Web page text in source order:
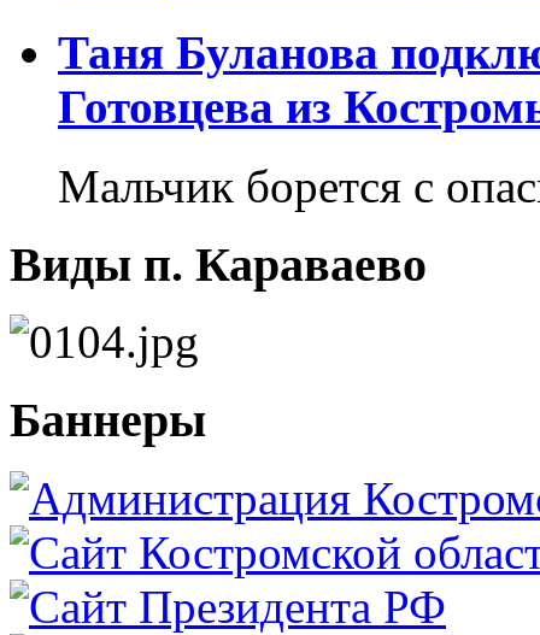
Таня Буланова
Готовцева из
Мальчик борется с
Виды п. Караваево
Баннеры